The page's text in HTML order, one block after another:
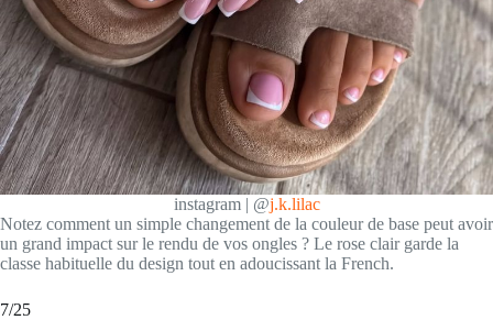
instagram | @j.k.lilac
Notez comment un simple changement de la couleur de base peut avoir
un grand impact sur le rendu de vos ongles ? Le rose clair garde la
classe habituelle du design tout en adoucissant la French.
7/25